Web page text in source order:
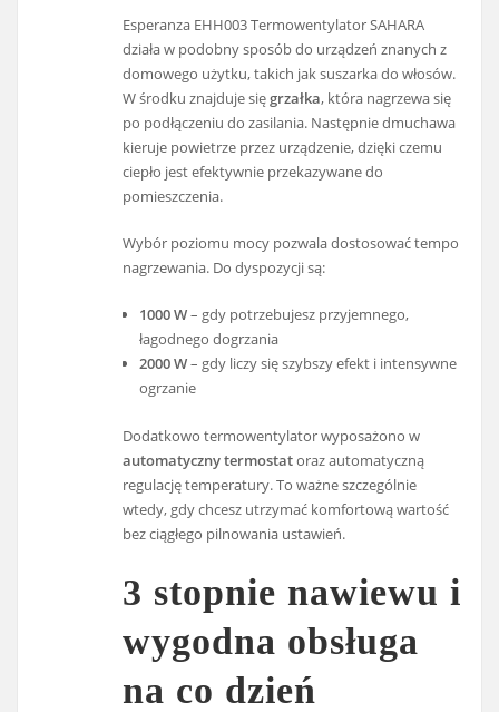
Esperanza EHH003 Termowentylator SAHARA
działa w podobny sposób do urządzeń znanych z
domowego użytku, takich jak suszarka do włosów.
W środku znajduje sięgrzałka, która nagrzewa się
po podłączeniu do zasilania. Następnie dmuchawa
kieruje powietrze przez urządzenie, dzięki czemu
ciepło jest efektywnie przekazywane do
pomieszczenia.
Wybór poziomu mocy pozwala dostosować tempo
nagrzewania. Do dyspozycji są:
1000 W– gdy potrzebujesz przyjemnego,
łagodnego dogrzania
2000 W– gdy liczy się szybszy efekt i intensywne
ogrzanie
Dodatkowo termowentylator wyposażono w
automatyczny termostatoraz automatyczną
regulację temperatury. To ważne szczególnie
wtedy, gdy chcesz utrzymać komfortową wartość
bez ciągłego pilnowania ustawień.
3 stopnie nawiewu i
wygodna obsługa
na co dzień